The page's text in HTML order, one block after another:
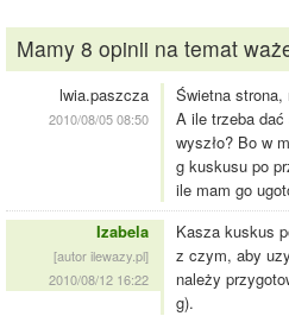
Mamy 8 opinii na temat
lwia.paszcza
2010/08/05 08:50
Świetna strona,
A ile trzeba
wyszło? Bo w
g kuskusu po
ile mam go
Izabela
[autor ilewazy.pl]
2010/08/12 16:22
Kasza kuskus
z czym, aby
należy
g).